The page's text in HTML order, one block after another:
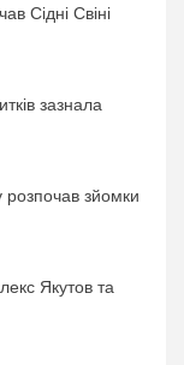
Сідні Свіні
зазнала
розпочав зйомки
Якутов та